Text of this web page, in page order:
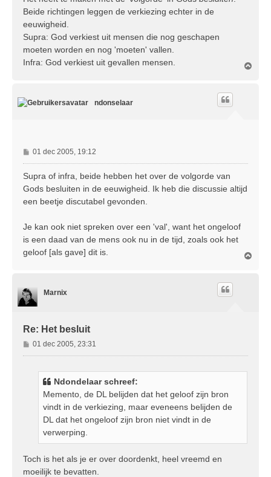
h
t
Beide richtingen leggen de verkiezing echter in de
eeuwigheid.
Supra: God verkiest uit mensen die nog geschapen
moeten worden en nog 'moeten' vallen.
Infra: God verkiest uit gevallen mensen.
ndonselaar
B
e
c
h
01 dec 2005, 19:12
Supra of infra, beide hebben het over de volgorde van
Gods besluiten in de eeuwigheid. Ik heb die discussie altijd
een beetje discutabel gevonden.
Je kan ook niet spreken over een 'val', want het ongeloof
is een daad van de mens ook nu in de tijd, zoals ook het
geloof [als gave] dit is.
Marnix
Re: Het besluit
B
e
01 dec 2005, 23:31
Ndondelaar schreef:
Memento, de DL belijden dat het geloof zijn bron
vindt in de verkiezing, maar eveneens belijden de
DL dat het ongeloof zijn bron niet vindt in de
verwerping.
Toch is het als je er over doordenkt, heel vreemd en
moeilijk te bevatten.